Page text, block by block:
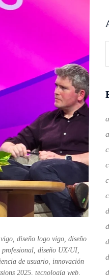
diseño logo vigo diseño
profesional diseño UX/UI
de usuario innovación
2025 tecnología web